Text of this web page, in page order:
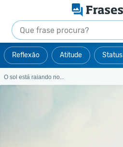
Reflexão Atitude Status
O sol está raiando no...